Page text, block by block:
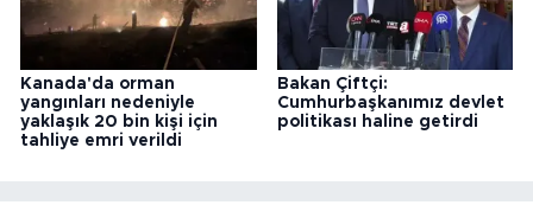
Kanada'da orman
yangınları nedeniyle
yaklaşık 20 bin kişi için
tahliye emri verildi
Bakan Çiftçi:
Cumhurbaşkanımız devlet
politikası haline getirdi